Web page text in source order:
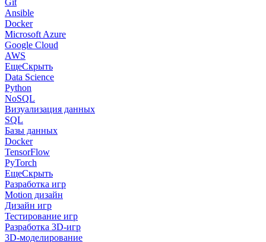
Git
Ansible
Docker
Microsoft Azure
Google Cloud
AWS
ЕщеСкрыть
Data Science
Python
NoSQL
Визуализация данных
SQL
Базы данных
Docker
TensorFlow
PyTorch
ЕщеСкрыть
Разработка игр
Motion дизайн
Дизайн игр
Тестирование игр
Разработка 3D-игр
3D-моделирование